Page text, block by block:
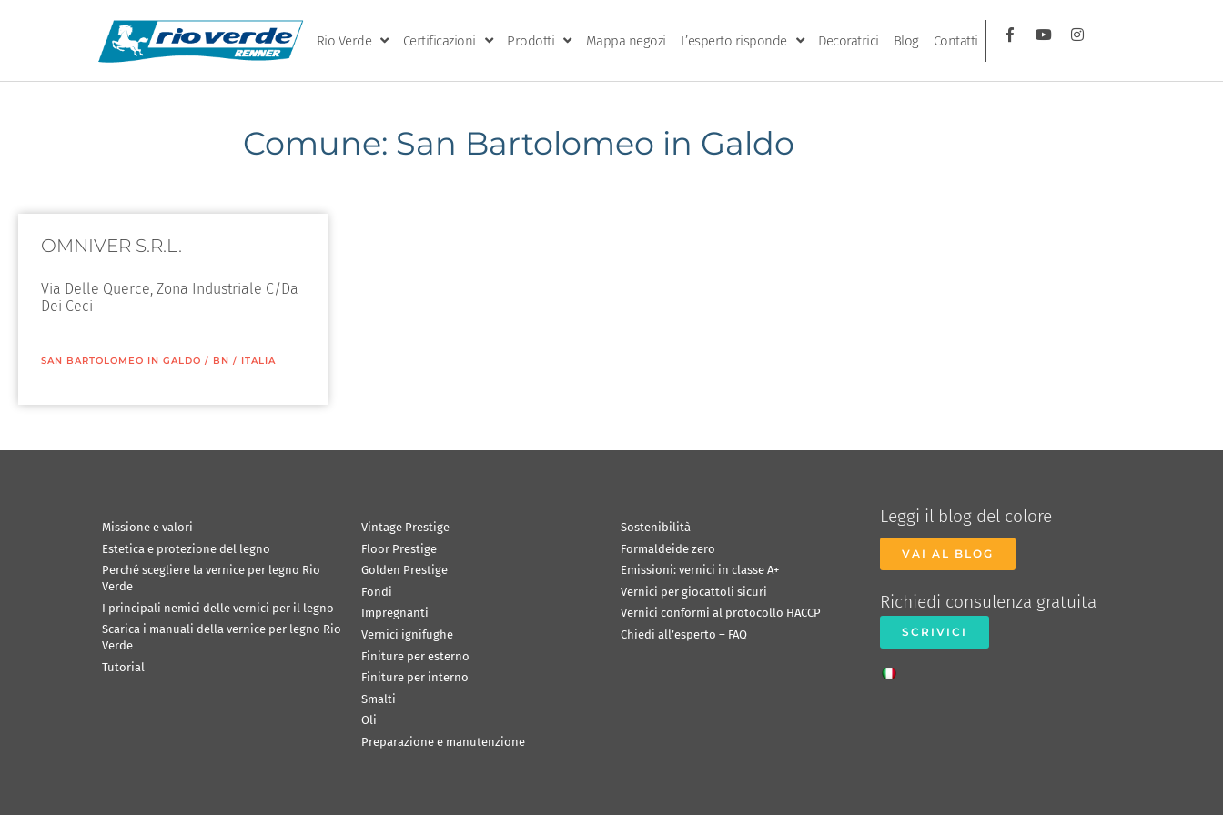
Rio Verde Certificazioni Prodotti Mappa negozi L’esperto risponde Decoratrici Blog Contatti
Comune: San Bartolomeo in Galdo
OMNIVER S.R.L.
Via Delle Querce, Zona Industriale C/Da
Dei Ceci
SAN BARTOLOMEO IN GALDO / BN / ITALIA
Missione e valori
Estetica e protezione del legno
Perché scegliere la vernice per legno Rio
Verde
I principali nemici delle vernici per il legno
Scarica i manuali della vernice per legno Rio
Verde
Tutorial
Vintage Prestige
Floor Prestige
Golden Prestige
Fondi
Impregnanti
Vernici ignifughe
Finiture per esterno
Finiture per interno
Smalti
Oli
Preparazione e manutenzione
Sostenibilità
Formaldeide zero
Emissioni: vernici in classe A+
Vernici per giocattoli sicuri
Vernici conformi al protocollo HACCP
Chiedi all’esperto – FAQ
Leggi il blog del colore
VAI AL BLOG
Richiedi consulenza gratuita
SCRIVICI